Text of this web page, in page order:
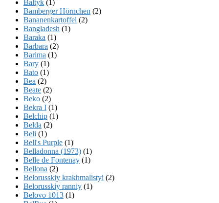
Baltyk (1)
Bamberger Hörnchen (2)
Bananenkartoffel (2)
Bangladesh (1)
Baraka (1)
Barbara (2)
Barima (1)
Bary (1)
Bato (1)
Bea (2)
Beate (2)
Beko (2)
Bekra I (1)
Belchip (1)
Belda (2)
Beli (1)
Bell's Purple (1)
Belladonna (1973) (1)
Belle de Fontenay (1)
Bellona (2)
Belorusskiy krakhmalistyi (2)
Belorusskiy ranniy (1)
Belovo 1013 (1)